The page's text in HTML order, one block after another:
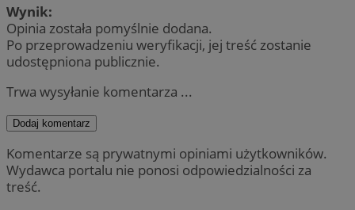
Wynik:
Opinia została pomyślnie dodana.
Po przeprowadzeniu weryfikacji, jej treść zostanie
udostępniona publicznie.
Trwa wysyłanie komentarza ...
Dodaj komentarz
Komentarze są prywatnymi opiniami użytkowników.
Wydawca portalu nie ponosi odpowiedzialności za
treść.